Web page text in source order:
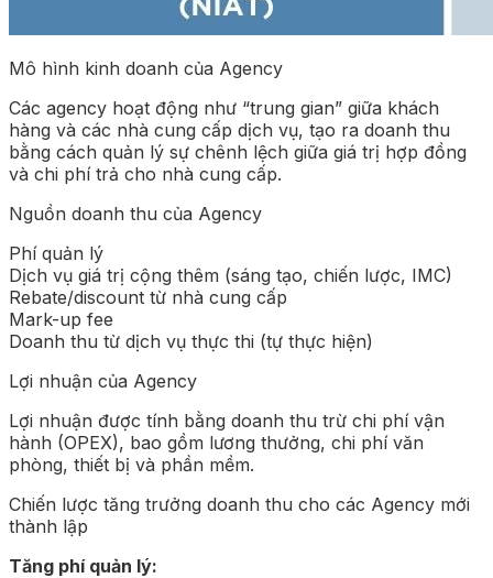
Mô hình kinh doanh của Agency
Các agency hoạt động như “trung gian” giữa khách
hàng và các nhà cung cấp dịch vụ, tạo ra doanh thu
bằng cách quản lý sự chênh lệch giữa giá trị hợp đồng
và chi phí trả cho nhà cung cấp.
Nguồn doanh thu của Agency
Phí quản lý
Dịch vụ giá trị cộng thêm (sáng tạo, chiến lược, IMC)
Rebate/discount từ nhà cung cấp
Mark-up fee
Doanh thu từ dịch vụ thực thi (tự thực hiện)
Lợi nhuận của Agency
Lợi nhuận được tính bằng doanh thu trừ chi phí vận
hành (OPEX), bao gồm lương thưởng, chi phí văn
phòng, thiết bị và phần mềm.
Chiến lược tăng trưởng doanh thu cho các Agency mới
thành lập
Tăng phí quản lý: